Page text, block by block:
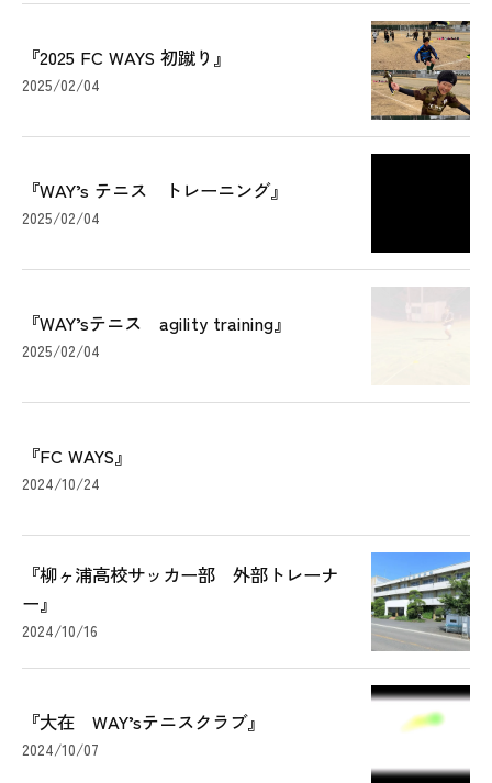
『2025 FC WAYS 初蹴り』
2025/02/04
『WAY’s テニス トレーニング』
2025/02/04
『WAY’sテニス agility training』
2025/02/04
『FC WAYS』
2024/10/24
『柳ヶ浦高校サッカー部 外部トレーナ
ー』
2024/10/16
『大在 WAY’sテニスクラブ』
2024/10/07